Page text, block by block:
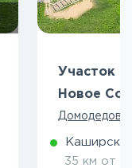
Участок 8
Новое
35 км от